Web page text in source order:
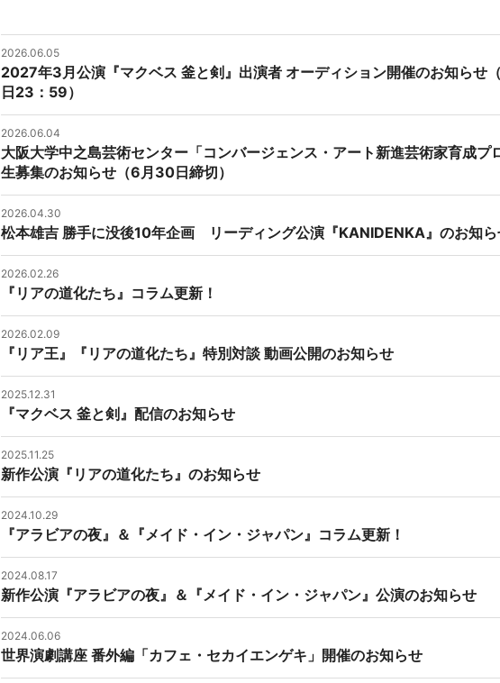
2026.06.05
2027年3月公演『マクベス 釜と剣』出演者 オーディション開催のお知らせ
日23：59）
2026.06.04
大阪大学中之島芸術センター「コンバージェンス・アート新進芸術家育成プ
生募集のお知らせ（6月30日締切）
2026.04.30
松本雄吉 勝手に没後10年企画 リーディング公演『KANIDENKA』のお知ら
2026.02.26
『リアの道化たち』コラム更新！
2026.02.09
『リア王』『リアの道化たち』特別対談 動画公開のお知らせ
2025.12.31
『マクベス 釜と剣』配信のお知らせ
2025.11.25
新作公演『リアの道化たち』のお知らせ
2024.10.29
『アラビアの夜』＆『メイド・イン・ジャパン』コラム更新！
2024.08.17
新作公演『アラビアの夜』＆『メイド・イン・ジャパン』公演のお知らせ
2024.06.06
世界演劇講座 番外編「カフェ・セカイエンゲキ」開催のお知らせ